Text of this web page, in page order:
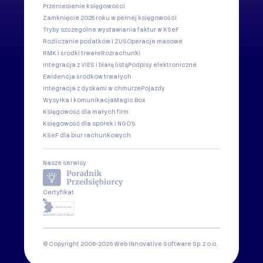
Przeniesienie księgowości
Zamknięcie 2025 roku w pełnej księgowości
Tryby szczególne wystawiania faktur w KSeF
Rozliczanie podatków i ZUSOperacje masowe
RMK i środki trwałeRozrachunki
Integracja z VIES i białą listąPodpisy elektroniczne
Ewidencja środków trwałych
Integracja z dyskami w chmurzePojazdy
Wysyłka i komunikacjaMagic Box
Księgowość dla małych firm
Księgowość dla spółek i NGO's
KSeF dla biur rachunkowych
Nasze serwisy
Certyfikat
© Copyright 2006-2026 Web INnovative Software Sp. z o.o.